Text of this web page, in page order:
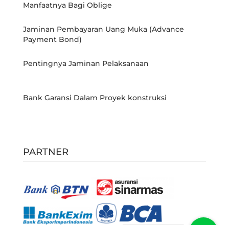
Manfaatnya Bagi Oblige
Jaminan Pembayaran Uang Muka (Advance
Payment Bond)
Pentingnya Jaminan Pelaksanaan
Bank Garansi Dalam Proyek konstruksi
PARTNER